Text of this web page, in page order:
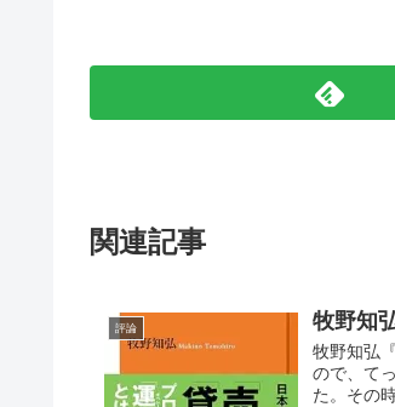
関連記事
評論 牧野知
牧野知弘
ので、て
た。その